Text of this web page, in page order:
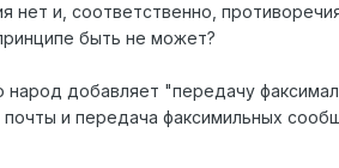
нет и, соответственно,
быть не может?
народ добавляет "передачу
и передача факсимильных